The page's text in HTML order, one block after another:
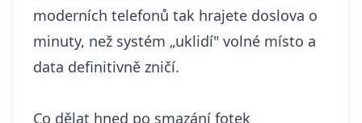
moderních telefonů tak hrajete doslova o
minuty, než systém „uklidí" volné místo a
data definitivně zničí.
Co dělat hned po smazání fotek